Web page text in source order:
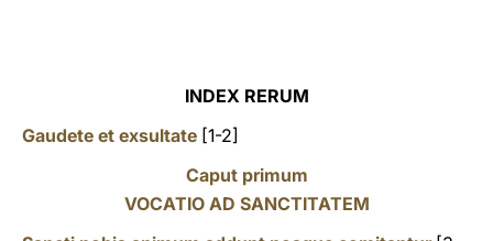
INDEX RERUM
Gaudete et exsultate [1-2]
Caput primum
VOCATIO AD SANCTITATEM